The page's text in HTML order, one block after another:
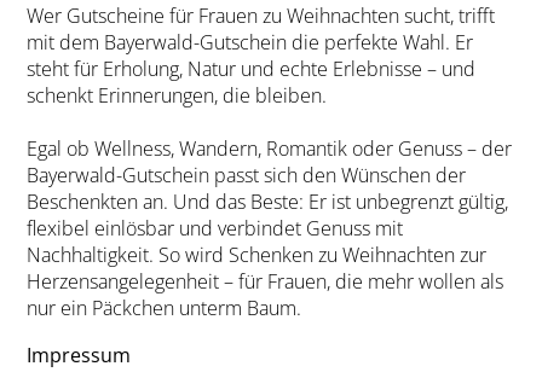
Wer Gutscheine für Frauen zu Weihnachten sucht, trifft
mit dem Bayerwald-Gutschein die perfekte Wahl. Er
steht für Erholung, Natur und echte Erlebnisse – und
schenkt Erinnerungen, die bleiben.
Egal ob Wellness, Wandern, Romantik oder Genuss – der
Bayerwald-Gutschein passt sich den Wünschen der
Beschenkten an. Und das Beste: Er ist unbegrenzt gültig,
flexibel einlösbar und verbindet Genuss mit
Nachhaltigkeit. So wird Schenken zu Weihnachten zur
Herzensangelegenheit – für Frauen, die mehr wollen als
nur ein Päckchen unterm Baum.
Impressum